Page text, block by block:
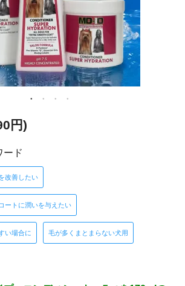
円)
ード
改善したい
ートに潤いを与えたい
い場合に 毛が多くまとまらない犬用